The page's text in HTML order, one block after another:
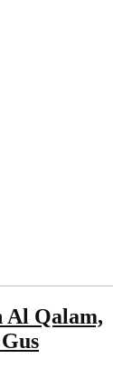
Al Qalam,